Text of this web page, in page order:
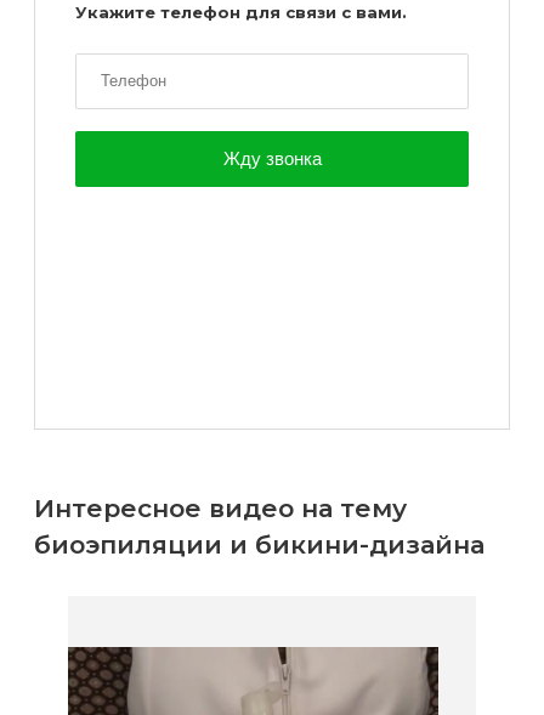
Укажите телефон для связи с вами.
Интересное видео на тему
биоэпиляции и бикини-дизайна